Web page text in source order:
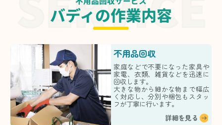
バディの作業内容
不用品回収
家庭などで不要になった家具や
家電、衣類、雑貨などを迅速に
回収します。
大きな物から細かな物まで幅広
く対応し、分別や梱包もスタッ
フが丁寧に行います。
詳細を見る